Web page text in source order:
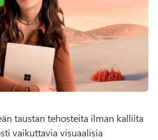
taustan tehosteita ilman kalliita
vaikuttavia visuaalisia